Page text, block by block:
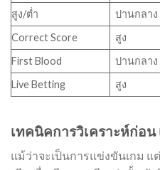
สูง/ต่ำ
ปานกลาง
Correct Score
สูง
First Blood
ปานกลาง
Live Betting
สูง
เทคนิคการวิเคราะห์ก่อ
แม้ว่าจะเป็นการแข่งขันเกม แ